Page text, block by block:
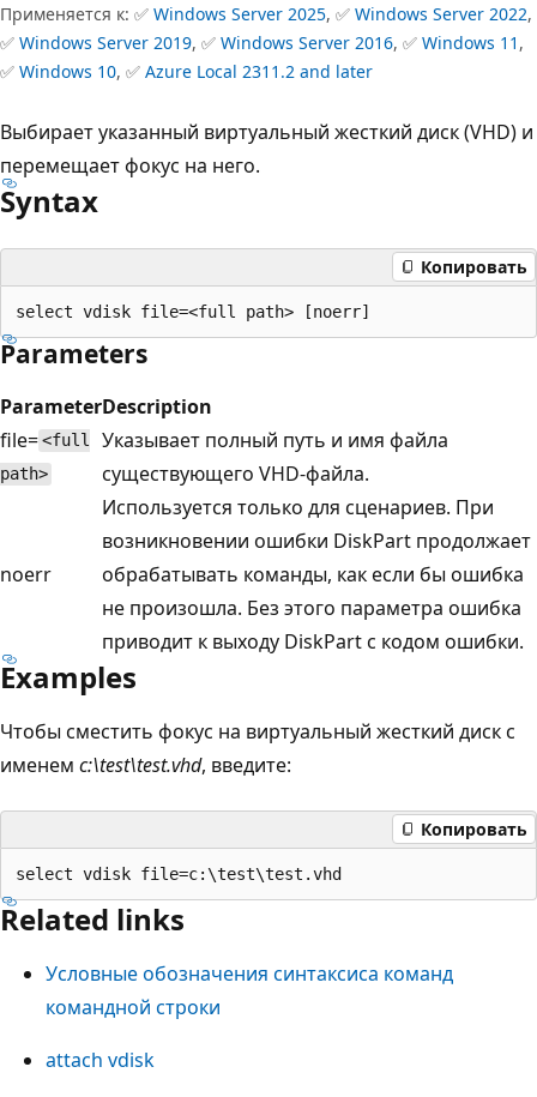
Применяется к: ✅ Windows Server 2025, ✅ Windows Server 2022,
✅ Windows Server 2019, ✅ Windows Server 2016, ✅ Windows 11 ,
✅ Windows 10, ✅ Azure Local 2311.2 and later
Выбирает указанный виртуальный жесткий диск (VHD) и
перемещает фокус на него.
Syntax
Копировать
Parameters
ParameterDescription
file=<full
path>
Указывает полный путь и имя файла
существующего VHD-файла.
noerr
Используется только для сценариев. При
возникновении ошибки DiskPart продолжает
обрабатывать команды, как если бы ошибка
не произошла. Без этого параметра ошибка
приводит к выходу DiskPart с кодом ошибки.
Examples
Чтобы сместить фокус на виртуальный жесткий диск с
именем c:\test\test.vhd, введите:
Копировать
Related links
Условные обозначения синтаксиса команд
командной строки
attach vdisk